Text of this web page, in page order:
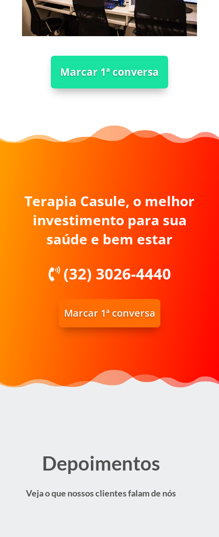
Marcar 1ª conversa
Terapia Casule, o melhor
investimento para sua
saúde e bem estar
(32) 3026-4440
Marcar 1ª conversa
Depoimentos
Veja o que nossos clientes falam de nós